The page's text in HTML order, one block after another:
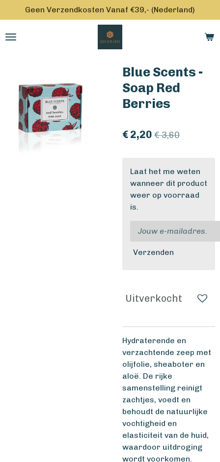
direct
naar
Geen Verzendkosten Vanaf €39,- (Nederland)
Blue Scents -
Soap Red
Berries
€ 2,20 € 3,60
Laat het me weten
wanneer dit product
weer op voorraad
is.
Verzenden
Uitverkocht
Hydraterende en
verzachtende zeep met
olijfolie, sheaboter en
aloë. De rijke
samenstelling reinigt
zachtjes, voedt en
behoudt de natuurlijke
vochtigheid en
elasticiteit van de huid,
waardoor uitdroging
wordt voorkomen.